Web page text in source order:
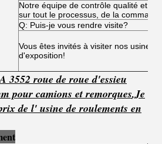
Notre équipe de contrôle qualité et
sur tout le processus, de la
Q: Puis-je vous rendre visite?
Vous êtes invités à visiter nos usines,
d'exposition!
3552 roue de roue d'essieu
pour camions et remorques,Je
de l' usine de roulements en